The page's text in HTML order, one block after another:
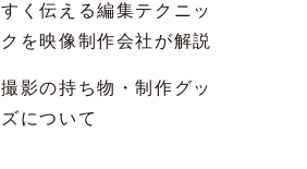
すく伝える編集テクニッ
クを映像制作会社が解説
撮影の持ち物・制作グッ
ズについて